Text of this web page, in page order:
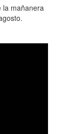
la mañanera